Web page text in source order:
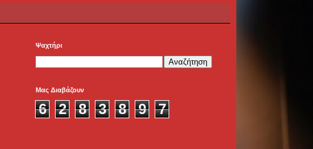
Ψαχτήρι
Μας Διαβάζουν
6 2 8 3 8 9 7